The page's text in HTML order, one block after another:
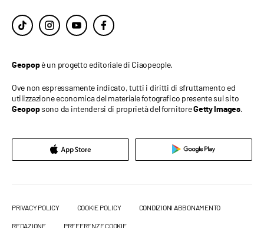
Geopopè un progetto editoriale di Ciaopeople.
Ove non espressamente indicato, tutti i diritti di sfruttamento ed
utilizzazione economica del materiale fotografico presente sul sito
Geopopsono da intendersi di proprietà del fornitoreGetty Images.
PRIVACY POLICY COOKIE POLICY CONDIZIONI ABBONAMENTO
REDAZIONE PREFERENZE COOKIE